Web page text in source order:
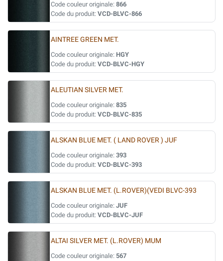
Code couleur originale: 866
Code du produit: VCD-BLVC-866
AINTREE GREEN MET.
Code couleur originale: HGY
Code du produit: VCD-BLVC-HGY
ALEUTIAN SILVER MET.
Code couleur originale: 835
Code du produit: VCD-BLVC-835
ALSKAN BLUE MET. ( LAND ROVER ) JUF
Code couleur originale: 393
Code du produit: VCD-BLVC-393
ALSKAN BLUE MET. (L.ROVER)(VEDI BLVC-393
Code couleur originale: JUF
Code du produit: VCD-BLVC-JUF
ALTAI SILVER MET. (L.ROVER) MUM
Code couleur originale: 567